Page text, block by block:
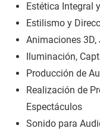
Estética Integral
Estilismo y
Animaciones
Iluminación,
Producción de
Realización de
Espectáculos
Sonido para